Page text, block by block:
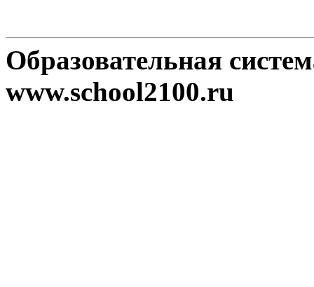
Образовательная
www.school2100.ru